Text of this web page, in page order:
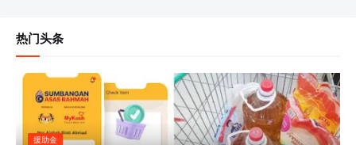
热门头条
援助金